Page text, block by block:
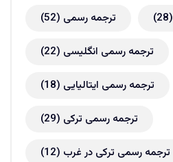
ترجمه رسمی (52) (28)
ترجمه رسمی انگلیسی (22)
ترجمه رسمی ایتالیایی (18)
ترجمه رسمی ترکی (29)
ترجمه رسمی ترکی در غرب (12)